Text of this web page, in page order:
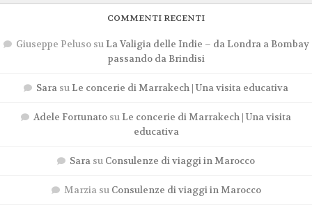
COMMENTI RECENTI
Giuseppe Pelusosu La Valigia delle Indie – da Londra a Bombay
passando da Brindisi
Sara su Le concerie di Marrakech | Una visita educativa
Adele Fortunato su Le concerie di Marrakech | Una visita
educativa
Sara su Consulenze di viaggi in Marocco
Marziasu Consulenze di viaggi in Marocco